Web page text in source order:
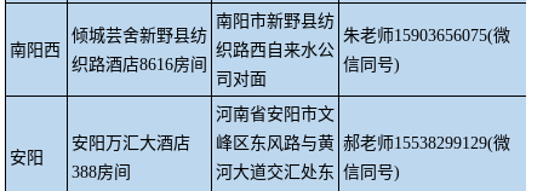
南阳西
倾城芸舍新野县纺
织路酒店8616房间
南阳市新野县纺
织路西自来水公
司对面
朱老师15903656075(微
信同号)
安阳
安阳万汇大酒店
388房间
河南省安阳市文
峰区东风路与黄
河大道交汇处东
郝老师15538299129(微
信同号)